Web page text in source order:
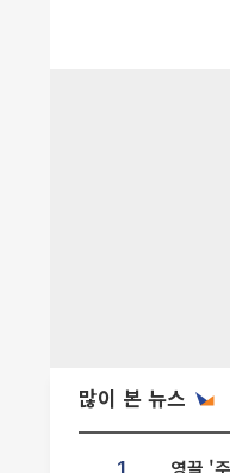
많이 본 뉴스
영끌 '